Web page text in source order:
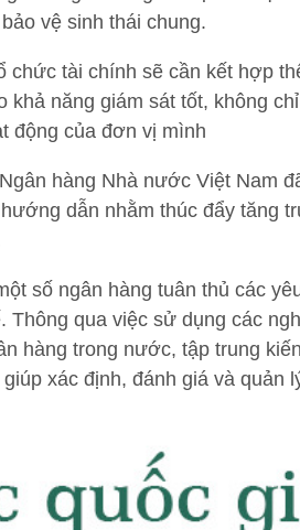
vệ sinh thái chung.
tài chính sẽ cần kết hợp
năng giám sát tốt, không
động của đơn vị mình
hàng Nhà nước Việt Nam
dẫn nhằm thúc đẩy tăng
số ngân hàng tuân thủ các
qua việc sử dụng các
hàng trong nước, tập trung
xác định, đánh giá và quản